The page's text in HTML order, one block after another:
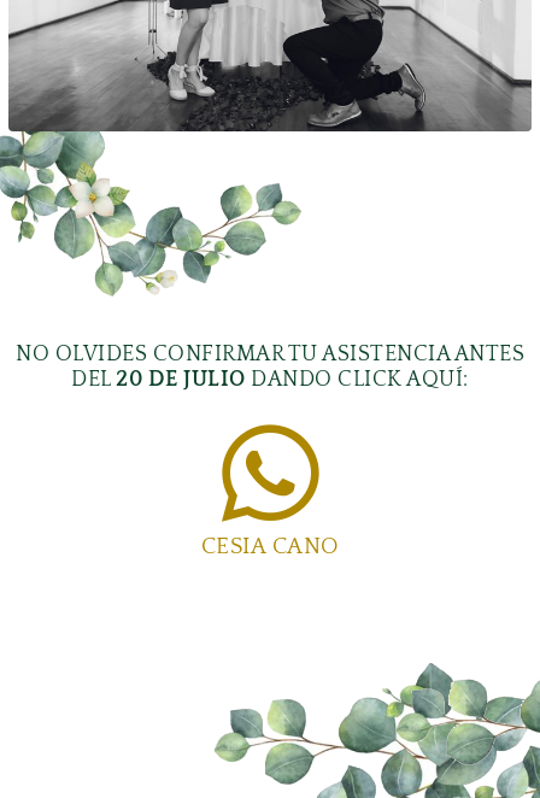
NO OLVIDES CONFIRMAR TU ASISTENCIA ANTES
DEL20 DE JULIO DANDO CLICK AQUÍ:
CESIA CANO